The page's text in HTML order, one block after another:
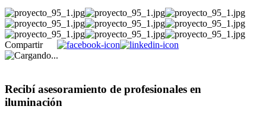
Compartir
Recibí asesoramiento de profesionales en
iluminación